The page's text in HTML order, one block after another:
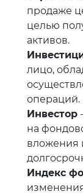
продаже
целью
активов.
лицо,
операций.
Инвестор
на
вложения
Индекс